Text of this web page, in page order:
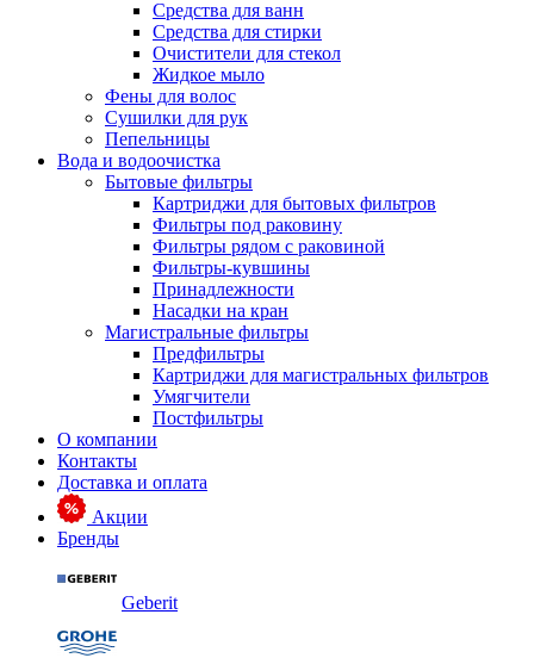
Средства для ванн
Средства для стирки
Очистители для стекол
Жидкое мыло
Фены для волос
Сушилки для рук
Пепельницы
Вода и водоочистка
Бытовые фильтры
Картриджи для бытовых фильтров
Фильтры под раковину
Фильтры рядом с раковиной
Фильтры-кувшины
Принадлежности
Насадки на кран
Магистральные фильтры
Предфильтры
Картриджи для магистральных фильтров
Умягчители
Постфильтры
О компании
Контакты
Доставка и оплата
Акции
Бренды
Geberit